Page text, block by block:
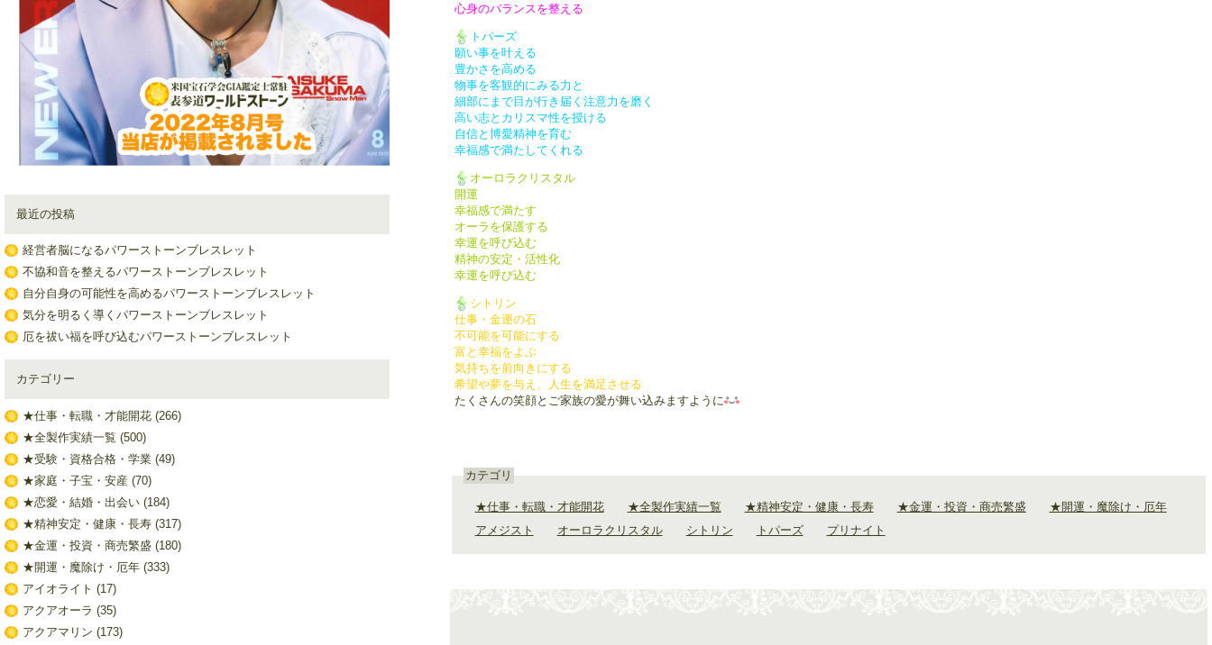
心身のバランスを整える
トパーズ
願い事を叶える
豊かさを高める
物事を客観的にみる力と
細部にまで目が行き届く注意力を磨く
高い志とカリスマ性を授ける
自信と博愛精神を育む
幸福感で満たしてくれる
オーロラクリスタル
開運
幸福感で満たす
オーラを保護する
幸運を呼び込む
精神の安定・活性化
幸運を呼び込む
シトリン
仕事・金運の石
不可能を可能にする
富と幸福をよぶ
気持ちを前向きにする
希望や夢を与え、人生を満足させる
たくさんの笑顔とご家族の愛が舞い込みますように
カテゴリ
★仕事・転職・才能開花 ★全製作実績一覧 ★精神安定・健康・長寿 ★金運・投資・商売繁盛
★開運・魔除け・厄年
アメジスト
オーロラクリスタル シトリン トパーズ プリナイト
最近の投稿
経営者脳になるパワーストーンブレスレット
不協和音を整えるパワーストーンブレスレット
自分自身の可能性を高めるパワーストーンブレスレット
気分を明るく導くパワーストーンブレスレット
厄を祓い福を呼び込むパワーストーンブレスレット
カテゴリー
★仕事・転職・才能開花(266)
★全製作実績一覧 (500)
★受験・資格合格・学業(49)
★家庭・子宝・安産(70)
★恋愛・結婚・出会い(184)
★精神安定・健康・長寿(317)
★金運・投資・商売繁盛 (180)
★開運・魔除け・厄年(333)
アイオライト (17)
アクアオーラ (35)
アクアマリン (173)